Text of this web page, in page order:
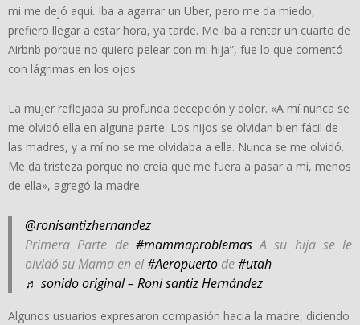
mi me dejó aquí. Iba a agarrar un Uber, pero me da miedo,
prefiero llegar a estar hora, ya tarde. Me iba a rentar un cuarto de
Airbnb porque no quiero pelear con mi hija”, fue lo que comentó
con lágrimas en los ojos.
La mujer reflejaba su profunda decepción y dolor. «A mí nunca se
me olvidó ella en alguna parte. Los hijos se olvidan bien fácil de
las madres, y a mí no se me olvidaba a ella. Nunca se me olvidó.
Me da tristeza porque no creía que me fuera a pasar a mí, menos
de ella», agregó la madre.
@ronisantizhernandez
Primera Parte de #mammaproblemasA su hija se le
olvidó su Mama en el#Aeropuerto de#utah
♬ sonido original – Roni santiz Hernández
Algunos usuarios expresaron compasión hacia la madre, diciendo